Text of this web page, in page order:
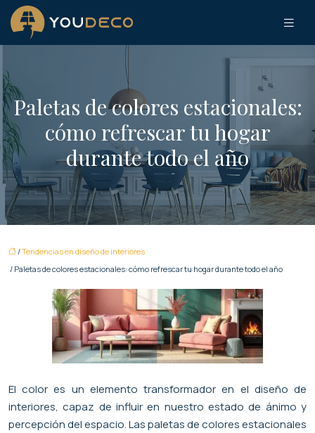
Paletas de colores estacionales:
cómo refrescar tu hogar
durante todo el año
/Tendencias en diseño de interiores
/ Paletas de colores estacionales: cómo refrescar tu hogar durante todo el año
El color es un elemento transformador en el diseño de
interiores, capaz de influir en nuestro estado de ánimo y
percepción del espacio. Las paletas de colores estacionales